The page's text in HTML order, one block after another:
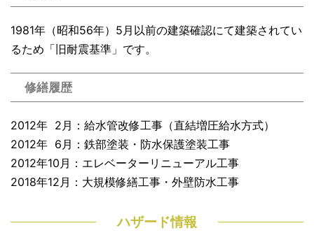
1981年（昭和56年）5月以前の建築確認にて建築されてい
るため「旧耐震基準」です。
修繕履歴
2012年 2月：給水管改修工事（直結増圧給水方式）
2012年 6月：鉄部塗装・防水保護塗装工事
2012年10月：エレベーターリニューアル工事
2018年12月：大規模修繕工事・外壁防水工事
ハザード情報